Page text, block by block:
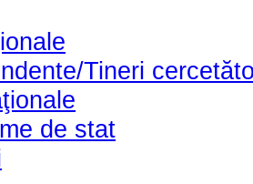
Tineri
de stat